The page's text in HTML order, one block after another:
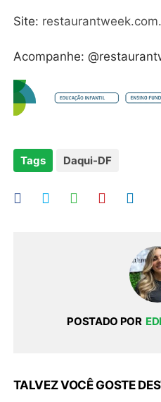
Site:
Acompanhe:
Tags Daqui-DF
POSTADO POR
TALVEZ VOCÊ GOSTE